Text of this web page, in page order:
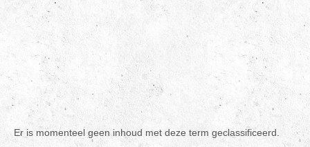
Er is momenteel geen inhoud met deze term geclassificeerd.